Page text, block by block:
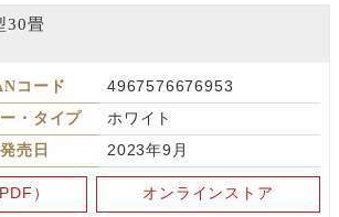
30畳
コード
4967576676953
・タイプ
ホワイト
発売日
2023年9月
） オンラインストア